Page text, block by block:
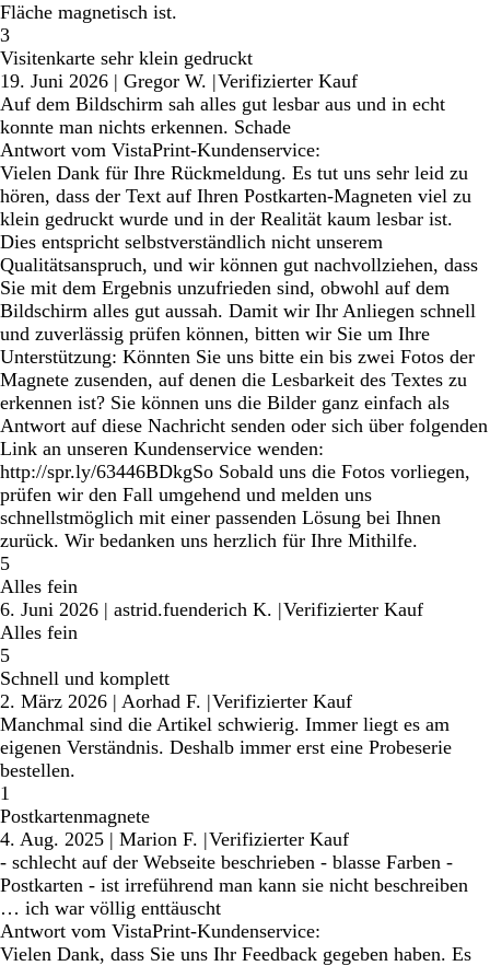
Fläche magnetisch ist.
3
Visitenkarte sehr klein gedruckt
19. Juni 2026 | Gregor W. |Verifizierter Kauf
Auf dem Bildschirm sah alles gut lesbar aus und in echt
konnte man nichts erkennen. Schade
Antwort vom VistaPrint-Kundenservice:
Vielen Dank für Ihre Rückmeldung. Es tut uns sehr leid zu
hören, dass der Text auf Ihren Postkarten-Magneten viel zu
klein gedruckt wurde und in der Realität kaum lesbar ist.
Dies entspricht selbstverständlich nicht unserem
Qualitätsanspruch, und wir können gut nachvollziehen, dass
Sie mit dem Ergebnis unzufrieden sind, obwohl auf dem
Bildschirm alles gut aussah. Damit wir Ihr Anliegen schnell
und zuverlässig prüfen können, bitten wir Sie um Ihre
Unterstützung: Könnten Sie uns bitte ein bis zwei Fotos der
Magnete zusenden, auf denen die Lesbarkeit des Textes zu
erkennen ist? Sie können uns die Bilder ganz einfach als
Antwort auf diese Nachricht senden oder sich über folgenden
Link an unseren Kundenservice wenden:
http://spr.ly/63446BDkgSo Sobald uns die Fotos vorliegen,
prüfen wir den Fall umgehend und melden uns
schnellstmöglich mit einer passenden Lösung bei Ihnen
zurück. Wir bedanken uns herzlich für Ihre Mithilfe.
5
Alles fein
6. Juni 2026 | astrid.fuenderich K. |Verifizierter Kauf
Alles fein
5
Schnell und komplett
2. März 2026 | Aorhad F. |Verifizierter Kauf
Manchmal sind die Artikel schwierig. Immer liegt es am
eigenen Verständnis. Deshalb immer erst eine Probeserie
bestellen.
1
Postkartenmagnete
4. Aug. 2025 | Marion F. |Verifizierter Kauf
- schlecht auf der Webseite beschrieben - blasse Farben -
Postkarten - ist irreführend man kann sie nicht beschreiben
… ich war völlig enttäuscht
Antwort vom VistaPrint-Kundenservice:
Vielen Dank, dass Sie uns Ihr Feedback gegeben haben. Es